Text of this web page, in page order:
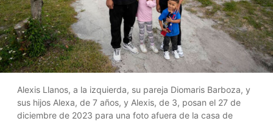
Alexis Llanos, a la izquierda, su pareja Diomaris Barboza, y
sus hijos Alexa, de 7 años, y Alexis, de 3, posan el 27 de
diciembre de 2023 para una foto afuera de la casa de